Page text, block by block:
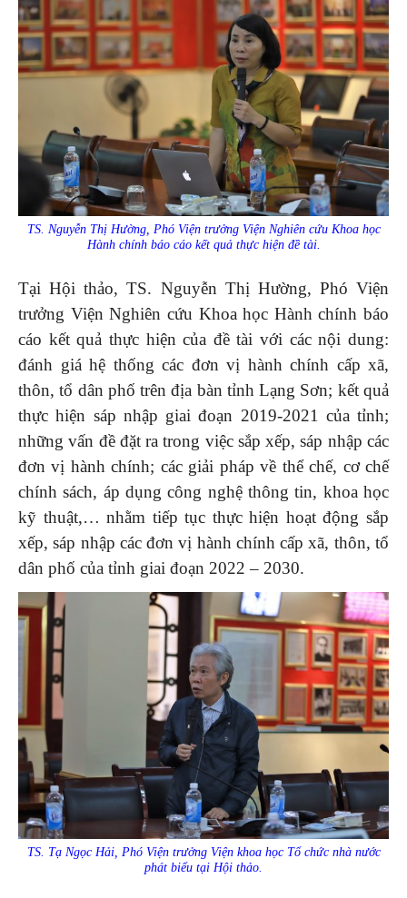
TS. Nguyễn Thị Hường, Phó Viện trưởng Viện Nghiên cứu Khoa học
Hành chính báo cáo kết quả thực hiện đề tài.
Tại Hội thảo, TS. Nguyễn Thị Hường, Phó Viện
trưởng Viện Nghiên cứu Khoa học Hành chính báo
cáo kết quả thực hiện của đề tài với các nội dung:
đánh giá hệ thống các đơn vị hành chính cấp xã,
thôn, tổ dân phố trên địa bàn tỉnh Lạng Sơn; kết quả
thực hiện sáp nhập giai đoạn 2019-2021 của tỉnh;
những vấn đề đặt ra trong việc sắp xếp, sáp nhập các
đơn vị hành chính; các giải pháp về thể chế, cơ chế
chính sách, áp dụng công nghệ thông tin, khoa học
kỹ thuật,… nhằm tiếp tục thực hiện hoạt động sắp
xếp, sáp nhập các đơn vị hành chính cấp xã, thôn, tổ
dân phố của tỉnh giai đoạn 2022 – 2030.
TS. Tạ Ngọc Hải, Phó Viện trưởng Viện khoa học Tổ chức nhà nước
phát biểu tại Hội thảo.